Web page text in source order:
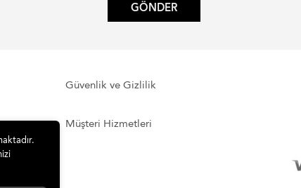
GÖNDER
Güvenlik ve Gizlilik
Müşteri Hizmetleri